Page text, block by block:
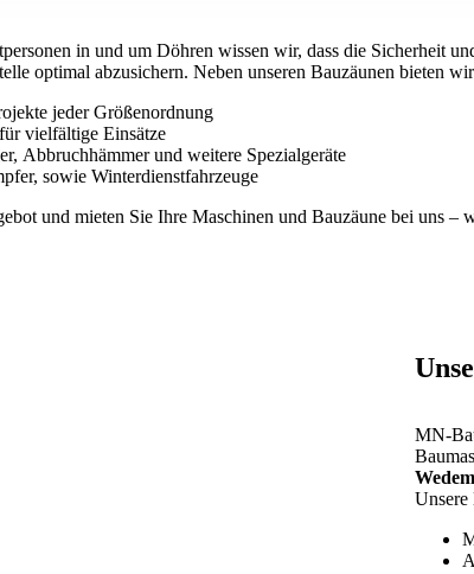
in und um Döhren wissen wir, dass die Sicherheit
optimal abzusichern. Neben unseren Bauzäunen bieten
jeder Größenordnung
vielfältige Einsätze
Abbruchhämmer und weitere Spezialgeräte
sowie Winterdienstfahrzeuge
und mieten Sie Ihre Maschinen und Bauzäune bei uns
MN-
Unsere